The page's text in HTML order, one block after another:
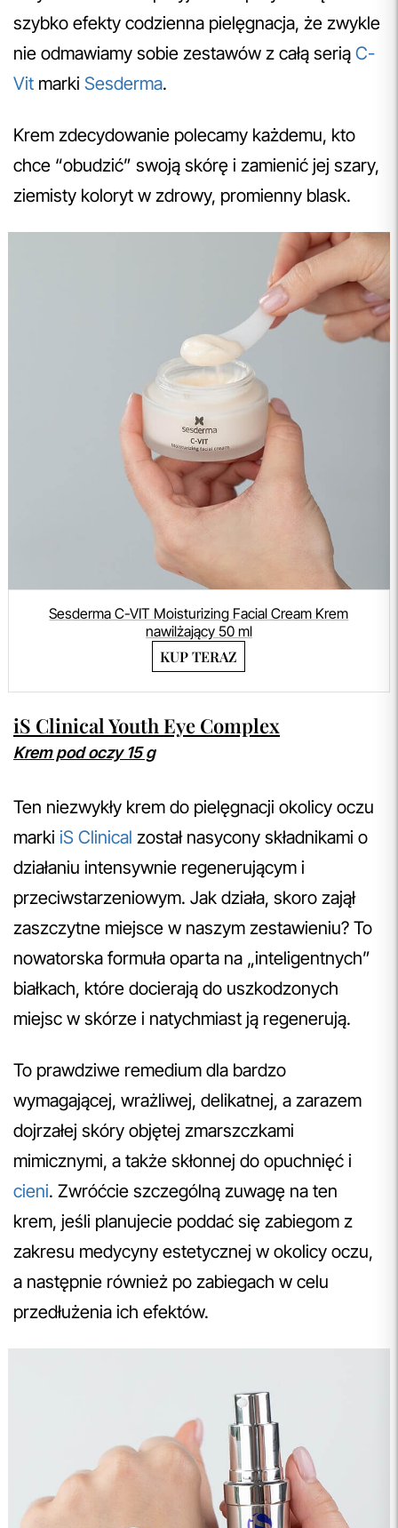
szybko efekty codzienna pielęgnacja, że zwykle
nie odmawiamy sobie zestawów z całą serią C-
Vit marki Sesderma.
Krem zdecydowanie polecamy każdemu, kto
chce “obudzić” swoją skórę i zamienić jej szary,
ziemisty koloryt w zdrowy, promienny blask.
Sesderma C-VIT Moisturizing Facial Cream Krem
nawilżający 50 ml
KUP TERAZ
iS Clinical Youth Eye Complex
Krem pod oczy 15 g
Ten niezwykły krem do pielęgnacji okolicy oczu
marki iS Clinical został nasycony składnikami o
działaniu intensywnie regenerującym i
przeciwstarzeniowym. Jak działa, skoro zajął
zaszczytne miejsce w naszym zestawieniu? To
nowatorska formuła oparta na „inteligentnych”
białkach, które docierają do uszkodzonych
miejsc w skórze i natychmiast ją regenerują.
To prawdziwe remedium dla bardzo
wymagającej, wrażliwej, delikatnej, a zarazem
dojrzałej skóry objętej zmarszczkami
mimicznymi, a także skłonnej do opuchnięć i
cieni. Zwróćcie szczególną zuwagę na ten
krem, jeśli planujecie poddać się zabiegom z
zakresu medycyny estetycznej w okolicy oczu,
a następnie również po zabiegach w celu
przedłużenia ich efektów.